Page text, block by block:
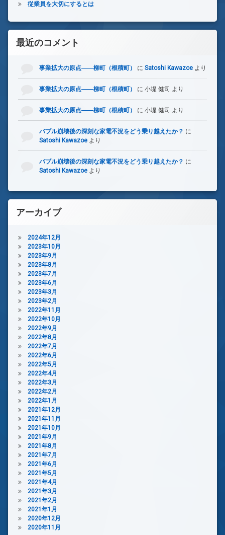
従業員を大切にするとは
最近のコメント
事業拡大の原点――柳町（根積町） に Satoshi Kawazoeより
事業拡大の原点――柳町（根積町） に 小堤 健司 より
事業拡大の原点――柳町（根積町） に 小堤 健司 より
バブル崩壊後の深刻な家電不況をどう乗り越えたか？ に
Satoshi Kawazoeより
バブル崩壊後の深刻な家電不況をどう乗り越えたか？ に
Satoshi Kawazoeより
アーカイブ
2024年12月
2023年10月
2023年9月
2023年8月
2023年7月
2023年6月
2023年3月
2023年2月
2022年11月
2022年10月
2022年9月
2022年8月
2022年7月
2022年6月
2022年5月
2022年4月
2022年3月
2022年2月
2022年1月
2021年12月
2021年11月
2021年10月
2021年9月
2021年8月
2021年7月
2021年6月
2021年5月
2021年4月
2021年3月
2021年2月
2021年1月
2020年12月
2020年11月